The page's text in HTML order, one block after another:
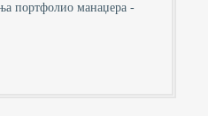
портфолио манаџера -